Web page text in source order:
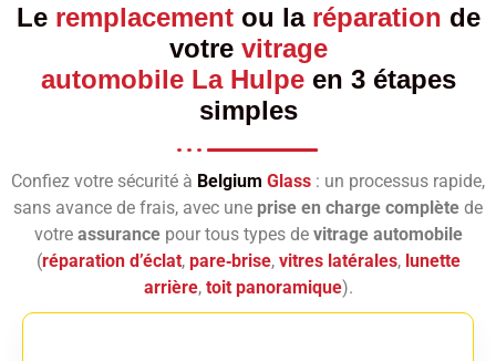
Le remplacementou la réparation de
votre vitrage
automobile La Hulpeen 3 étapes
simples
Confiez votre sécurité à Belgium Glass : un processus rapide,
sans avance de frais, avec une prise en charge complète de
votre assurancepour tous types de vitrage automobile
(réparation d’éclat, pare‑brise, vitres latérales, lunette
arrière, toit panoramique).